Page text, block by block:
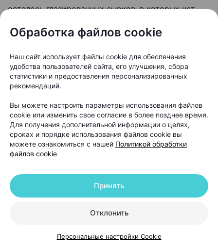
осталось глазированных сырков, в которых нет
используется натуральный какао-порошок.
Возвращаясь к вопросу, нужно учитывать и тот
факт, что именно у вредной пищи так много
ароматизаторов и химических «сюрпризов»,
которые вызывают привыкание. И нас тянет снова
и снова ощутить во рту тот яркий неповторимый
вкус. Не ведитесь на обман, читайте не то, что
написано крупными буквами, а обращайте больше
внимания на мелкий шрифт.
Обработка файлов cookie
Наш сайт использует файлы cookie для обеспечения
удобства пользователей сайта, его улучшения, сбора
статистики и предоставления персонализированных
рекомендаций.
Вы можете настроить параметры использования файлов
cookie или изменить свое согласие в более позднее время.
Для получения дополнительной информации о целях,
сроках и порядке использования файлов cookie вы
можете ознакомиться с нашей Политикой обработки
файлов cookie
Отклонить
Принять
Персональные настройки Cookie